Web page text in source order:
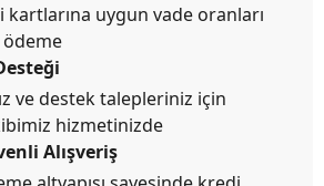
kartlarına uygun vade oranları
ve destek talepleriniz için
hizmetinizde
Alışveriş